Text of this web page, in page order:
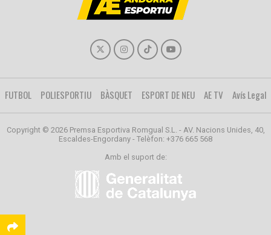
FUTBOL POLIESPORTIU BÀSQUET ESPORT DE NEU AE TV Avís Legal
Copyright © 2026 Premsa Esportiva Romgual S.L. - AV. Nacions Unides, 40,
Escaldes-Engordany - Telèfon: +376 665 568
Amb el suport de: